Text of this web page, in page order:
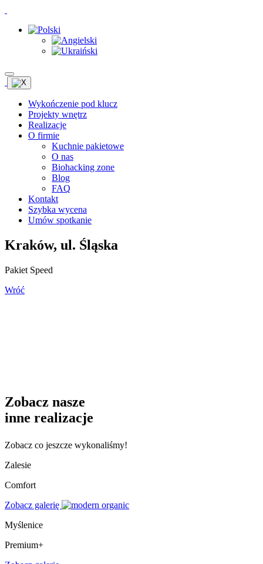
Wykończenie pod klucz
Projekty wnętrz
Realizacje
O firmie
Kuchnie pakietowe
O nas
Biohacking zone
Blog
FAQ
Kontakt
Szybka wycena
Umów spotkanie
Kraków, ul. Śląska
Pakiet Speed
Wróć
Zobacz nasze
inne realizacje
Zobacz co jeszcze wykonaliśmy!
Zalesie
Comfort
Zobacz galerię
Myślenice
Premium+